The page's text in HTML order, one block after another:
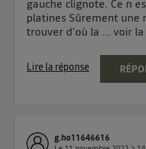
gauche clignote. Ce n
platines Sûrement une
trouver d'où la ...voir
Lire la réponse
g.ho11646616